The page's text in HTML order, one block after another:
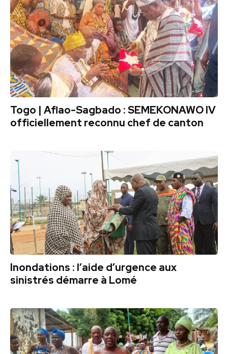
Togo | Aflao-Sagbado : SEMEKONAWO IV
officiellement reconnu chef de canton
Inondations : l’aide d’urgence aux
sinistrés démarre à Lomé